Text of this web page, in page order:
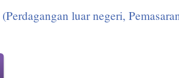
(Perdagangan luar negeri,